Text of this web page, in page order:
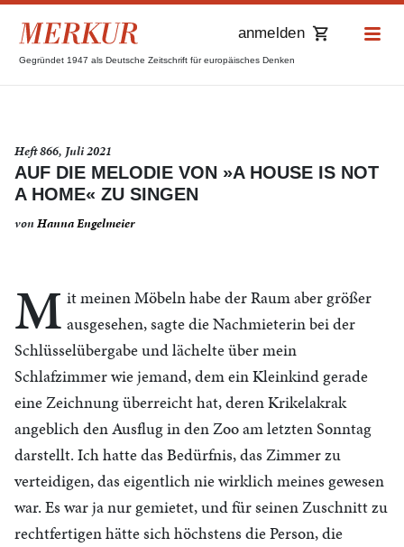
Gegründet 1947 als Deutsche Zeitschrift für europäisches Denken
anmelden
Heft 866, Juli 2021
AUF DIE MELODIE VON »A HOUSE IS NOT
A HOME« ZU SINGEN
vonHanna Engelmeier
M it meinen Möbeln habe der Raum aber größer
ausgesehen, sagte die Nachmieterin bei der
Schlüsselübergabe und lächelte über mein
Schlafzimmer wie jemand, dem ein Kleinkind gerade
eine Zeichnung überreicht hat, deren Krikelakrak
angeblich den Ausflug in den Zoo am letzten Sonntag
darstellt. Ich hatte das Bedürfnis, das Zimmer zu
verteidigen, das eigentlich nie wirklich meines gewesen
war. Es war ja nur gemietet, und für seinen Zuschnitt zu
rechtfertigen hätte sich höchstens die Person, die